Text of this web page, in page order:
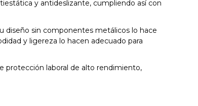
y antideslizante, cumpliendo así con
diseño sin componentes metálicos lo hace
y ligereza lo hacen adecuado para
protección laboral de alto rendimiento,